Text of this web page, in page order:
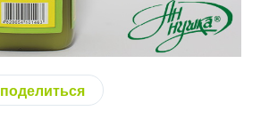
поделиться